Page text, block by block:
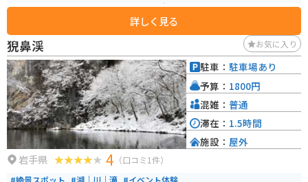
す。 特に人気なのは、地元産のブランド米「ササニシキ」や「ひとめぼれ」
だんに使った郷土料理やそばなどを味わうことができます。 バイクでのツー
リングにも最適な場所で、駐車場も広いため、休憩場所としてもおすすめで
す。 道の駅 林林館では、季節ごとのイベントも開催されているので、訪れる
前にホームページなどで情報をチェックしておくと良いでしょう。
詳しく見る
猊鼻渓 お気に入り
岩手県 4 （口コミ1件）
駐車： 駐車場あり
予算： 1800円
混雑： 普通
滞在： 1.5時間
施設： 屋外